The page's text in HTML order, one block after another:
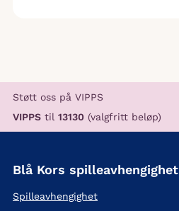
Støtt oss på VIPPS
VIPPS til 13130 (valgfritt beløp)
Blå Kors spilleavhengighet
Spilleavhengighet